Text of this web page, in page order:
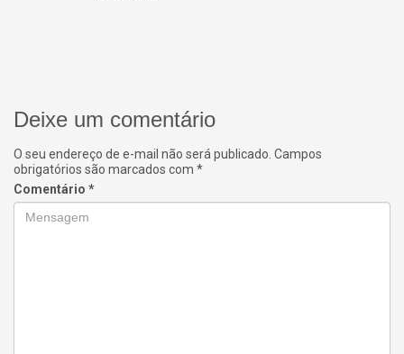
Deixe um comentário
O seu endereço de e-mail não será publicado. Campos
obrigatórios são marcados com *
Comentário *